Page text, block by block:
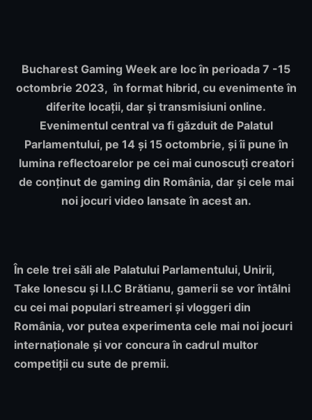
Bucharest Gaming Week are loc în perioada 7 -15
octombrie 2023, în format hibrid, cu evenimente în
diferite locații, dar și transmisiuni online.
Evenimentul central va fi găzduit de Palatul
Parlamentului, pe 14 și 15 octombrie, și îi pune în
lumina reflectoarelor pe cei mai cunoscuți creatori
de conținut de gaming din România, dar și cele mai
noi jocuri video lansate în acest an.
În cele trei săli ale Palatului Parlamentului, Unirii,
Take Ionescu și I.I.C Brătianu, gamerii se vor întâlni
cu cei mai populari streameri și vloggeri din
România, vor putea experimenta cele mai noi jocuri
internaționale și vor concura în cadrul multor
competiții cu sute de premii.